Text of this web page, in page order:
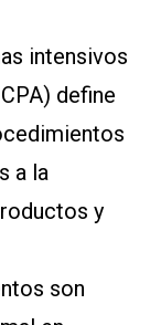
intensivos
define
a la
y
son